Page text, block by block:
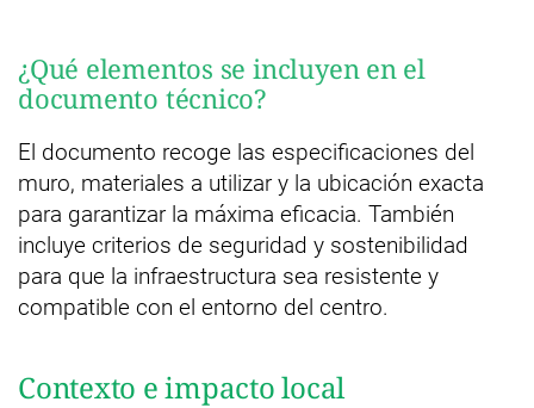
¿Qué elementos se incluyen en el
documento técnico?
El documento recoge las especificaciones del
muro, materiales a utilizar y la ubicación exacta
para garantizar la máxima eficacia. También
incluye criterios de seguridad y sostenibilidad
para que la infraestructura sea resistente y
compatible con el entorno del centro.
Contexto e impacto local